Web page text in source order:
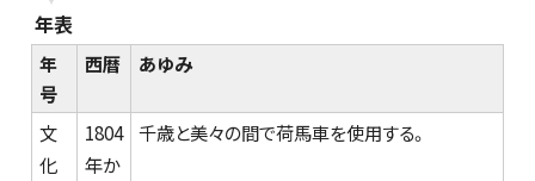
年表
年
号
西暦 あゆみ
文
化
1804
年か
千歳と美々の間で荷馬車を使用する。